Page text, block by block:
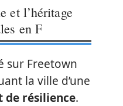
et l’héritage
en F
sur Freetown
la ville d’une
de résilience.